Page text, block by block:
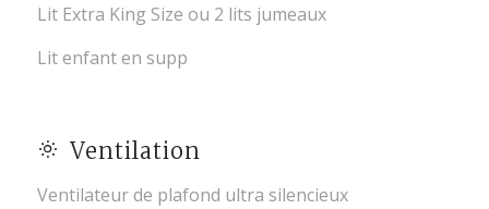
Lit Extra King Size ou 2 lits jumeaux
Lit enfant en supp
Ventilation
Ventilateur de plafond ultra silencieux